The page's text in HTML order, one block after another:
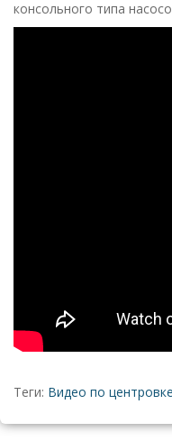
консольного типа
Теги: Видео по